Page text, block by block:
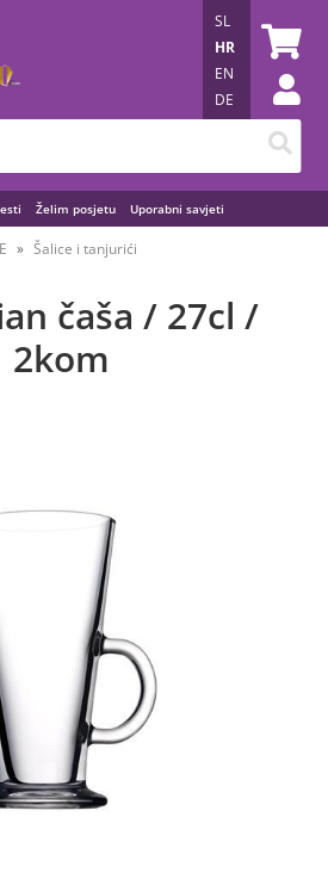
Želim posjetu Uporabni savjeti
SL
HR
EN
DE
Šalice i tanjurići
čaša / 27cl /
2kom